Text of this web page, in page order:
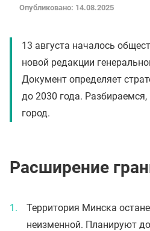
Опубликовано: 14.08.2025
13 августа началось
новой редакции
Документ определяет
до 2030 года.
город.
Расширение
Территория Минска
неизменной. Планируют